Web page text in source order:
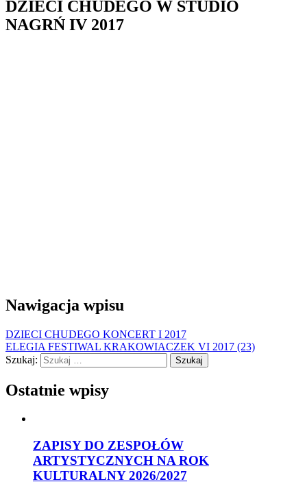
DZIECI CHUDEGO W STUDIO
NAGRŃ IV 2017
Nawigacja wpisu
DZIECI CHUDEGO KONCERT I 2017
ELEGIA FESTIWAL KRAKOWIACZEK VI 2017 (23)
Szukaj:
Ostatnie wpisy
ZAPISY DO ZESPOŁÓW
ARTYSTYCZNYCH NA ROK
KULTURALNY 2026/2027